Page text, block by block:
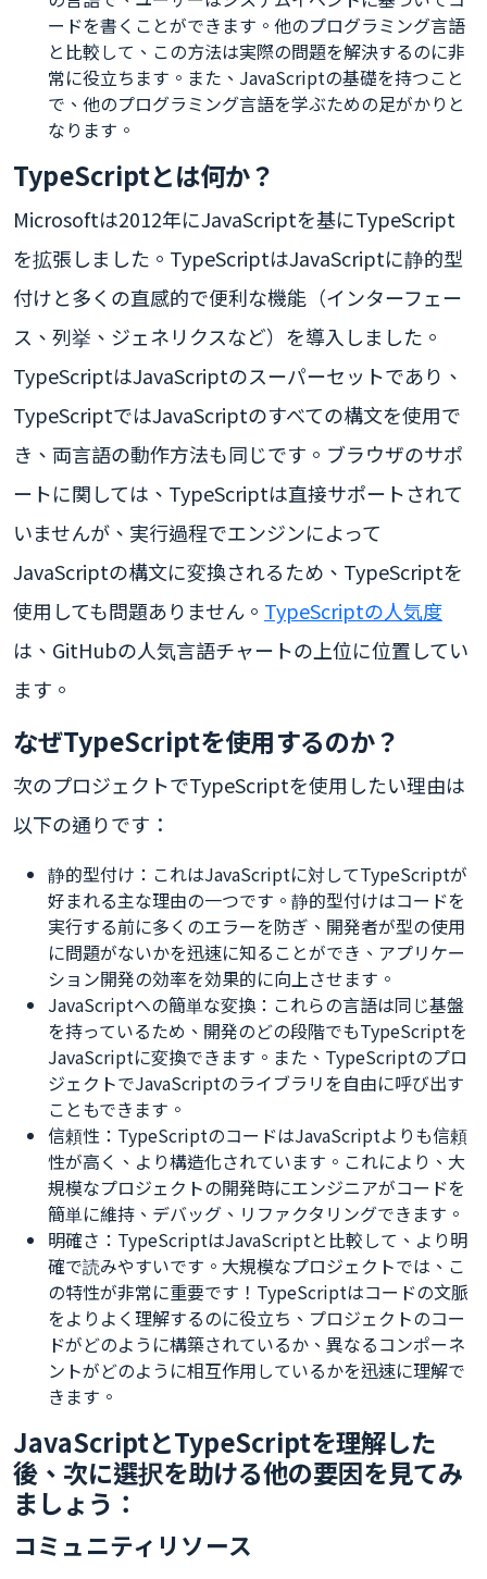
ードを書くことができます。他のプログラミング言語
と比較して、この方法は実際の問題を解決するのに非
常に役立ちます。また、JavaScriptの基礎を持つこと
で、他のプログラミング言語を学ぶための足がかりと
なります。
TypeScriptとは何か？
Microsoftは2012年にJavaScriptを基にTypeScript
を拡張しました。TypeScriptはJavaScriptに静的型
付けと多くの直感的で便利な機能（インターフェー
ス、列挙、ジェネリクスなど）を導入しました。
TypeScriptはJavaScriptのスーパーセットであり、
TypeScriptではJavaScriptのすべての構文を使用で
き、両言語の動作方法も同じです。ブラウザのサポ
ートに関しては、TypeScriptは直接サポートされて
いませんが、実行過程でエンジンによって
JavaScriptの構文に変換されるため、TypeScriptを
使用しても問題ありません。 TypeScriptの人気度
は、GitHubの人気言語チャートの上位に位置してい
ます。
なぜTypeScriptを使用するのか？
次のプロジェクトでTypeScriptを使用したい理由は
以下の通りです：
静的型付け：これはJavaScriptに対してTypeScriptが
好まれる主な理由の一つです。静的型付けはコードを
実行する前に多くのエラーを防ぎ、開発者が型の使用
に問題がないかを迅速に知ることができ、アプリケー
ション開発の効率を効果的に向上させます。
JavaScriptへの簡単な変換：これらの言語は同じ基盤
を持っているため、開発のどの段階でもTypeScriptを
JavaScriptに変換できます。また、TypeScriptのプロ
ジェクトでJavaScriptのライブラリを自由に呼び出す
こともできます。
信頼性：TypeScriptのコードはJavaScriptよりも信頼
性が高く、より構造化されています。これにより、大
規模なプロジェクトの開発時にエンジニアがコードを
簡単に維持、デバッグ、リファクタリングできます。
明確さ：TypeScriptはJavaScriptと比較して、より明
確で読みやすいです。大規模なプロジェクトでは、こ
の特性が非常に重要です！TypeScriptはコードの文脈
をよりよく理解するのに役立ち、プロジェクトのコー
ドがどのように構築されているか、異なるコンポーネ
ントがどのように相互作用しているかを迅速に理解で
きます。
JavaScriptとTypeScriptを理解した
後、次に選択を助ける他の要因を見てみ
ましょう：
コミュニティリソース